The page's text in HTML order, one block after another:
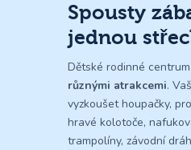
Spousty
jednou
Dětské rodinné
různými atrakcemi.
vyzkoušet houpačky,
hravé kolotoče,
trampolíny, závodní